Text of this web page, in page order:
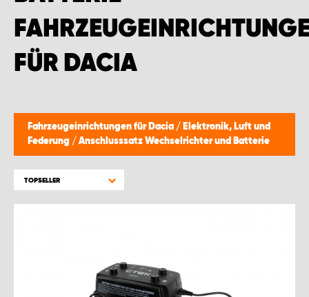
FÜR DACIA
Fahrzeugeinrichtungen für Dacia / Elektronik, Luft und
Federung / Anschlusssatz Wechselrichter und Batterie
TOPSELLER
WORK SYSTEM WORK SYSTEM BRÜGGE